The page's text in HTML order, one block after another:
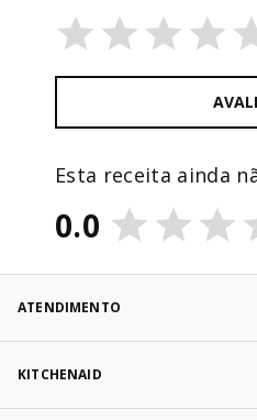
Esta receita ainda
0.0
ATENDIMENTO
KITCHENAID